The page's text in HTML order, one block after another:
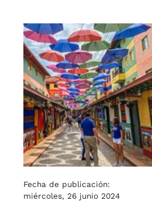
Fecha de publicación:
miércoles, 26 junio 2024